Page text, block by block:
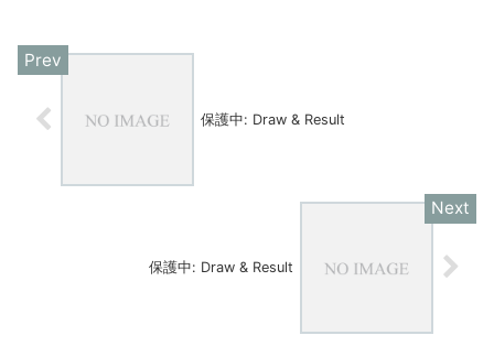
保護中: Draw & Result
保護中: Draw & Result